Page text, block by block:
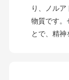
り、ノル
物質です。
とで、精神